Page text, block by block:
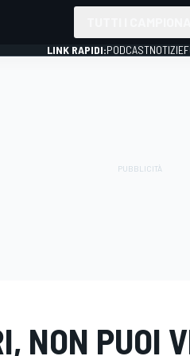
LINK RAPIDI:PODCASTNOTIZIE
NON PUOI